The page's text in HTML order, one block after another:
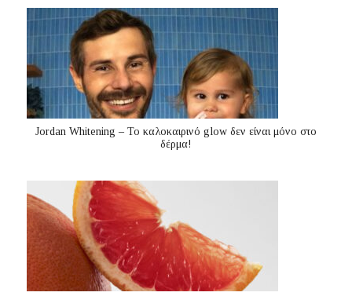
Jordan Whitening – Το καλοκαιρινό glow δεν είναι μόνο στο
δέρμα!